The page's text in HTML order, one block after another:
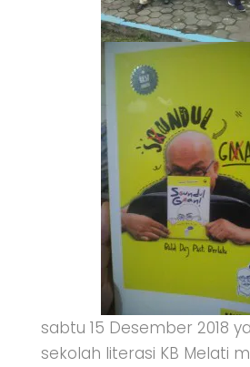
sabtu 15 Desember 2018
sekolah literasi KB Melati